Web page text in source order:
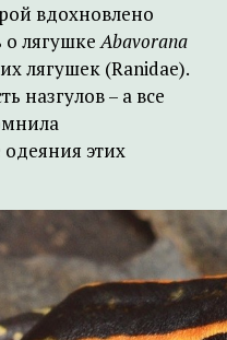
вдохновлено
о лягушкеAbavorana
лягушек (Ranidae).
назгулов – а все
этих